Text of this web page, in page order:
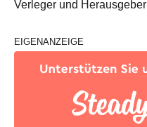
Verleger und Herausgeber
EIGENANZEIGE